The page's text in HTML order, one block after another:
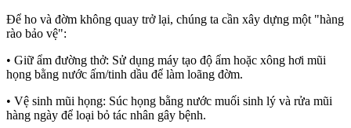
Để ho và đờm không quay trở lại, chúng ta cần xây dựng một "hàng
rào bảo vệ":
• Giữ ẩm đường thở: Sử dụng máy tạo độ ẩm hoặc xông hơi mũi
họng bằng nước ấm/tinh dầu để làm loãng đờm.
• Vệ sinh mũi họng: Súc họng bằng nước muối sinh lý và rửa mũi
hàng ngày để loại bỏ tác nhân gây bệnh.